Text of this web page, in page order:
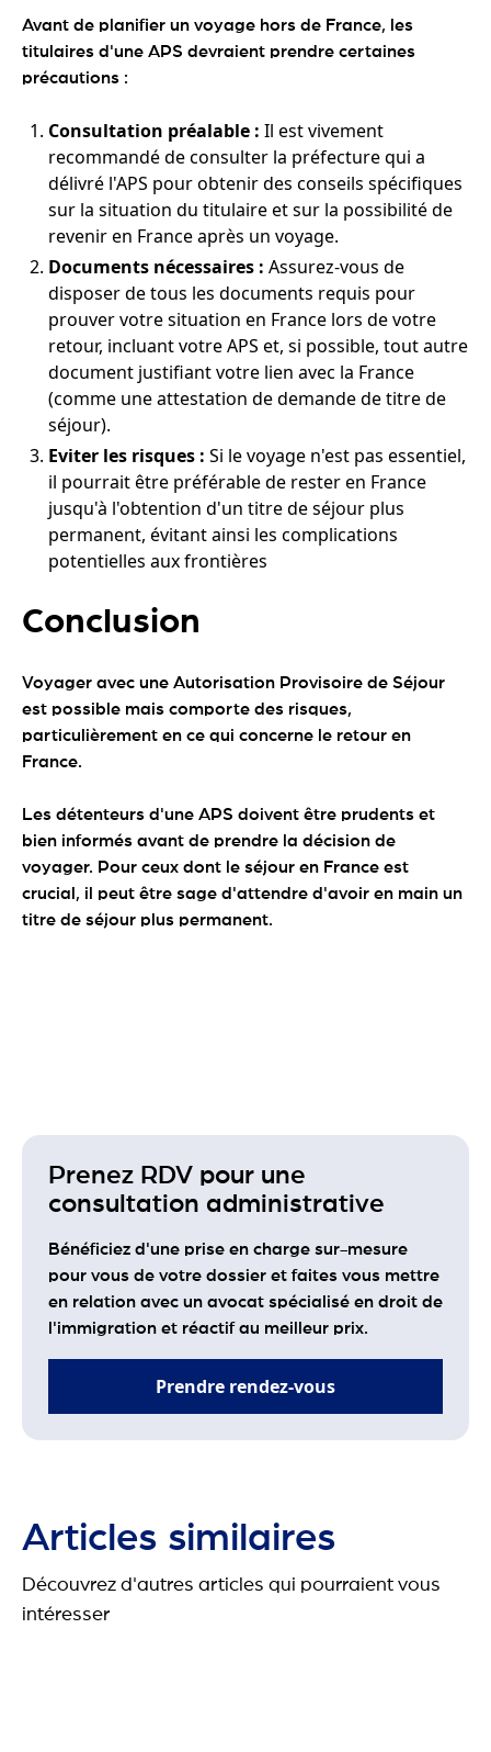
Avant de planifier un voyage hors de France, les
titulaires d'une APS devraient prendre certaines
précautions :
Consultation préalable : Il est vivement
recommandé de consulter la préfecture qui a
délivré l'APS pour obtenir des conseils spécifiques
sur la situation du titulaire et sur la possibilité de
revenir en France après un voyage.
Documents nécessaires : Assurez-vous de
disposer de tous les documents requis pour
prouver votre situation en France lors de votre
retour, incluant votre APS et, si possible, tout autre
document justifiant votre lien avec la France
(comme une attestation de demande de titre de
séjour).
Eviter les risques : Si le voyage n'est pas essentiel,
il pourrait être préférable de rester en France
jusqu'à l'obtention d'un titre de séjour plus
permanent, évitant ainsi les complications
potentielles aux frontières
Conclusion
Voyager avec une Autorisation Provisoire de Séjour
est possible mais comporte des risques,
particulièrement en ce qui concerne le retour en
France.
Les détenteurs d'une APS doivent être prudents et
bien informés avant de prendre la décision de
voyager. Pour ceux dont le séjour en France est
crucial, il peut être sage d'attendre d'avoir en main un
titre de séjour plus permanent.
Prenez RDV pour une
consultation administrative
Bénéficiez d'une prise en charge sur-mesure
pour vous de votre dossier et faites vous mettre
en relation avec un avocat spécialisé en droit de
l'immigration et réactif au meilleur prix.
Prendre rendez-vous
Articles similaires
Découvrez d'autres articles qui pourraient vous
intéresser